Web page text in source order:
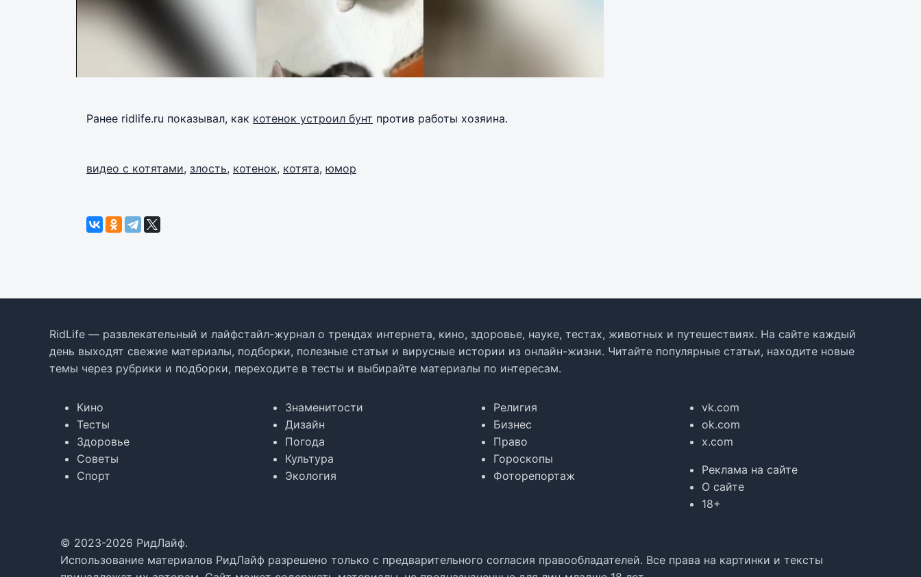
Ранее ridlife.ru показывал, как котенок устроил бунт против работы хозяина.
видео с котятами, злость, котенок, котята, юмор
RidLife — развлекательный и лайфстайл-журнал о трендах интернета, кино, здоровье, науке, тестах, животных и путешествиях. На сайте каждый
день выходят свежие материалы, подборки, полезные статьи и вирусные истории из онлайн-жизни. Читайте популярные статьи, находите новые
темы через рубрики и подборки, переходите в тесты и выбирайте материалы по интересам.
Кино
Тесты
Здоровье
Советы
Спорт
Знаменитости
Дизайн
Погода
Культура
Экология
Религия
Бизнес
Право
Гороскопы
Фоторепортаж
vk.com
ok.com
x.com
Реклама на сайте
О сайте
18+
© 2023-2026 РидЛайф.
Использование материалов РидЛайф разрешено только с предварительного согласия правообладателей. Все права на картинки и тексты